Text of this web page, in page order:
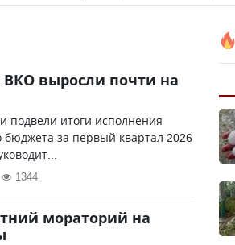
выросли почти на
подвели итоги исполнения
бюджета за первый квартал 2026
1344
мораторий на